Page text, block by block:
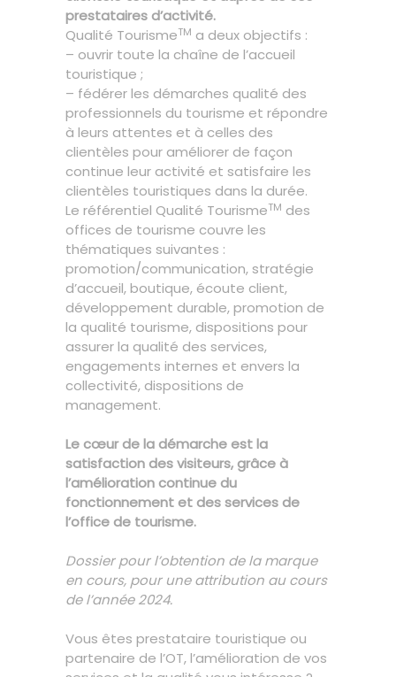
prestataires d’activité.
Qualité TourismeTM a deux objectifs :
– ouvrir toute la chaîne de l’accueil
touristique ;
– fédérer les démarches qualité des
professionnels du tourisme et répondre
à leurs attentes et à celles des
clientèles pour améliorer de façon
continue leur activité et satisfaire les
clientèles touristiques dans la durée.
Le référentiel Qualité TourismeTM des
offices de tourisme couvre les
thématiques suivantes :
promotion/communication, stratégie
d’accueil, boutique, écoute client,
développement durable, promotion de
la qualité tourisme, dispositions pour
assurer la qualité des services,
engagements internes et envers la
collectivité, dispositions de
management.
Le cœur de la démarche est la
satisfaction des visiteurs, grâce à
l’amélioration continue du
fonctionnement et des services de
l’office de tourisme.
Dossier pour l’obtention de la marque
en cours, pour une attribution au cours
de l’année 2024.
Vous êtes prestataire touristique ou
partenaire de l’OT, l’amélioration de vos